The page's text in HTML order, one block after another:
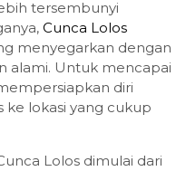
tersembunyi
Cunca Lolos
menyegarkan dengan
alami. Untuk mencapai
diri
ke lokasi yang cukup
Lolos dimulai dari